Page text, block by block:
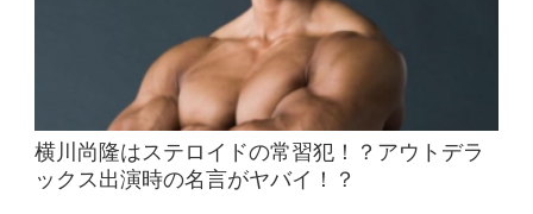
横川尚隆はステロイドの常習犯！？アウトデラ
ックス出演時の名言がヤバイ！？